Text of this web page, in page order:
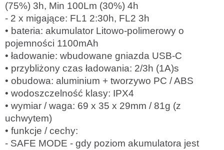
(75%) 3h, Min 100Lm (30%) 4h
- 2 x migające: FL1 2:30h, FL2 3h
• bateria: akumulator Litowo-polimerowy o
pojemności 1100mAh
• ładowanie: wbudowane gniazda USB-C
• przybliżony czas ładowania: 2/3h (1A)s
• obudowa: aluminium + tworzywo PC / ABS
• wodoszczelność klasy: IPX4
• wymiar / waga: 69 x 35 x 29mm / 81g (z
uchwytem)
• funkcje / cechy:
- SAFE MODE - gdy poziom akumulatora jest